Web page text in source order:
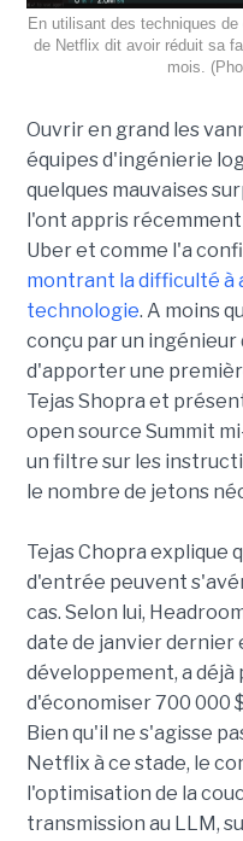
En utilisant des techniques
de Netflix dit avoir réduit sa
mois.
Ouvrir en grand les
équipes d'ingénierie
quelques mauvaises
l'ont appris
Uber et comme l'a
montrant la difficulté à
technologie. A moins
conçu par un
d'apporter une
Tejas Shopra et
open source Summit
un filtre sur les
le nombre de jetons
Tejas Chopra explique
d'entrée peuvent
cas. Selon lui,
date de janvier dernier
développement, a déjà
d'économiser 700 000
Bien qu'il ne s'agisse
Netflix à ce stade, le
l'optimisation de la
transmission au LLM,